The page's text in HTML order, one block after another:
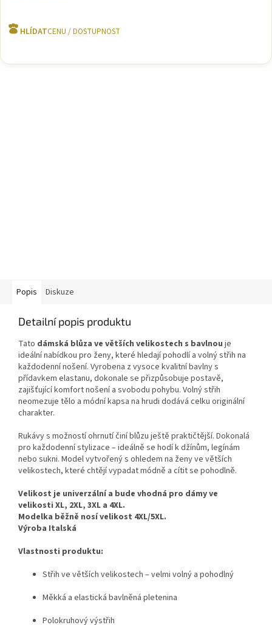
HLÍDAT
Popis Diskuze
Detailní popis produktu
Tato dámská blůza ve větších velikostech s bavlnou je
ideální nabídkou pro ženy, které hledají pohodlí a volný střih na
každodenní nošení. Vyrobena z vysoce kvalitní bavlny s
přídavkem elastanu, dokonale se přizpůsobuje postavě,
zajišťující komfort nošení a svobodu pohybu. Volný střih
neomezuje tělo a módní kapsa na hrudi dodává celku originální
charakter.
Rukávy s možností ohrnutí činí blůzu ještě praktičtější. Dokonalá
pro každodenní stylizace – ideálně se hodí k džínům, legínám
nebo sukni. Model vytvořený s ohledem na ženy ve větších
velikostech, které chtějí vypadat módně a cítit se pohodlně.
Velikost je univerzální a bude vhodná pro dámy ve
velikosti XL, 2XL, 3XL a 4XL.
Modelka běžně nosí velikost 4XL/5XL.
Výroba Italská
Vlastnosti produktu:
Střih ve větších velikostech – velmi volný a pohodlný
Měkká a elastická bavlněná pletenina
Polokruhový výstřih